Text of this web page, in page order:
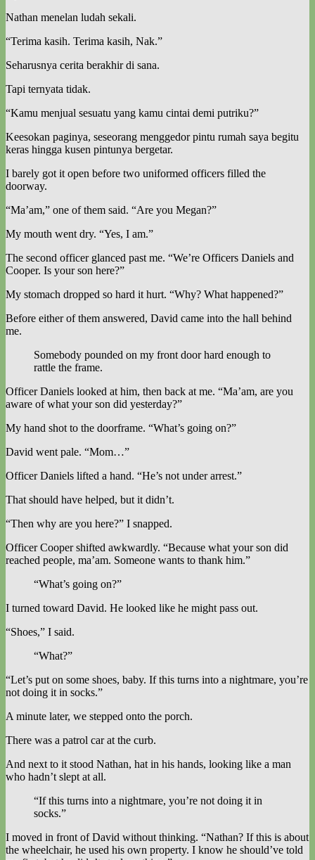
Nathan menelan ludah sekali.
“Terima kasih. Terima kasih, Nak.”
Seharusnya cerita berakhir di sana.
Tapi ternyata tidak.
“Kamu menjual sesuatu yang kamu cintai demi putriku?”
Keesokan paginya, seseorang menggedor pintu rumah saya begitu
keras hingga kusen pintunya bergetar.
I barely got it open before two uniformed officers filled the
doorway.
“Ma’am,” one of them said. “Are you Megan?”
My mouth went dry. “Yes, I am.”
The second officer glanced past me. “We’re Officers Daniels and
Cooper. Is your son here?”
My stomach dropped so hard it hurt. “Why? What happened?”
Before either of them answered, David came into the hall behind
me.
Somebody pounded on my front door hard enough to
rattle the frame.
Officer Daniels looked at him, then back at me. “Ma’am, are you
aware of what your son did yesterday?”
My hand shot to the doorframe. “What’s going on?”
David went pale. “Mom…”
Officer Daniels lifted a hand. “He’s not under arrest.”
That should have helped, but it didn’t.
“Then why are you here?” I snapped.
Officer Cooper shifted awkwardly. “Because what your son did
reached people, ma’am. Someone wants to thank him.”
“What’s going on?”
I turned toward David. He looked like he might pass out.
“Shoes,” I said.
“What?”
“Let’s put on some shoes, baby. If this turns into a nightmare, you’re
not doing it in socks.”
A minute later, we stepped onto the porch.
There was a patrol car at the curb.
And next to it stood Nathan, hat in his hands, looking like a man
who hadn’t slept at all.
“If this turns into a nightmare, you’re not doing it in
socks.”
I moved in front of David without thinking. “Nathan? If this is about
the wheelchair, he used his own property. I know he should’ve told